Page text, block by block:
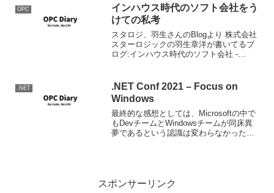
OPC
インハウス時代のソフト会社をう
けての私考
スタロジ、羽生さんのBlogより 株式会社
スターロジックの羽生章洋が書いてるブ
ログ:インハウス時代のソフト会社 -
連で講演させていただくときに「インハ
ウ...
.NET
.NET Conf 2021 – Focus on
Windows
最終的な感想としては、Microsoftの中で
もDevチームとWindowsチームが同床異
夢であるという認識は変わらなかったか
スポンサーリンク